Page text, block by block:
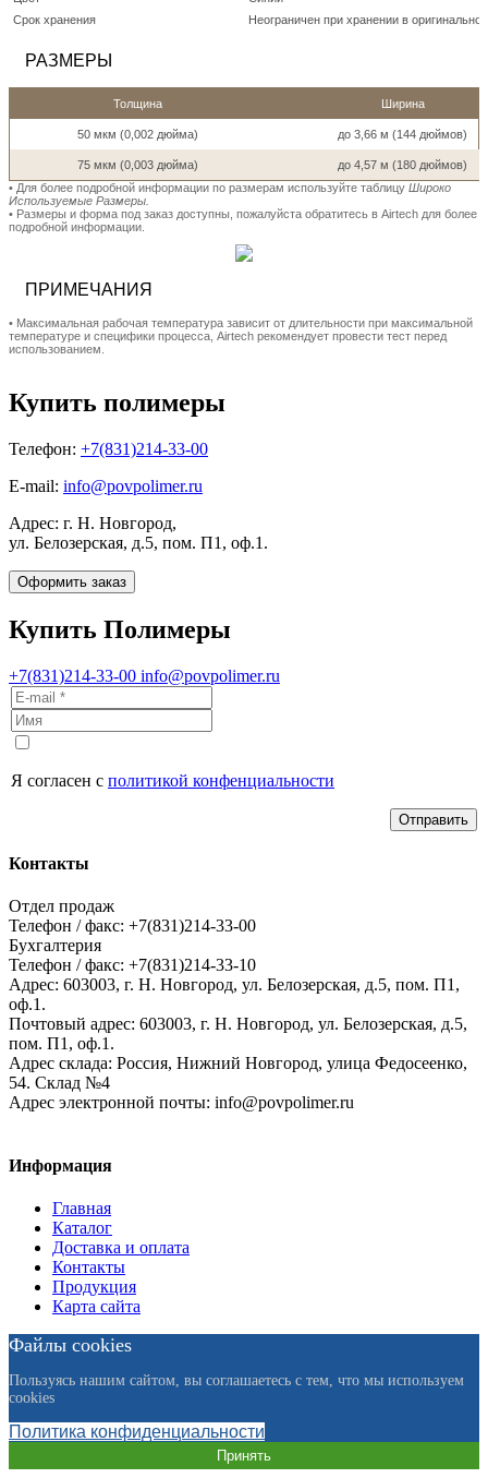
Срок хранения
Неограничен при хранении в
РАЗМЕРЫ
Толщина Ширина
50 мкм (0,002 дюйма) до 3,66 м (144 дюймов)
75 мкм (0,003 дюйма)
до 4,57 м (180 дюймов)
• Для более подробной информации по размерам используйте таблицу Широко
Используемые Размеры.
• Размеры и форма под заказ доступны, пожалуйста обратитесь в Airtech для более
подробной информации.
ПРИМЕЧАНИЯ
• Максимальная рабочая температура зависит от длительности при максимальной
температуре и специфики процесса, Airtech рекомендует провести тест перед
использованием.
Купить полимеры
Телефон: +7(831)214-33-00
E-mail: info@povpolimer.ru
Адрес: г. Н. Новгород,
ул. Белозерская, д.5, пом. П1, оф.1.
Оформить заказ
Купить Полимеры
+7(831)214-33-00 info@povpolimer.ru
Я согласен с политикой конфенциальности
Отправить
Контакты
Отдел продаж
Телефон / факс: +7(831)214-33-00
Бухгалтерия
Телефон / факс: +7(831)214-33-10
Адрес: 603003, г. Н. Новгород, ул. Белозерская, д.5, пом. П1,
оф.1.
Почтовый адрес: 603003, г. Н. Новгород, ул. Белозерская, д.5,
пом. П1, оф.1.
Адрес склада: Россия, Нижний Новгород, улица Федосеенко,
54. Склад №4
Адрес электронной почты: info@povpolimer.ru
Информация
Главная
Каталог
Доставка и оплата
Контакты
Продукция
Карта сайта
Файлы cookies
Пользуясь нашим сайтом, вы соглашаетесь с тем, что мы используем
cookies
Политика конфиденциальности
Принять